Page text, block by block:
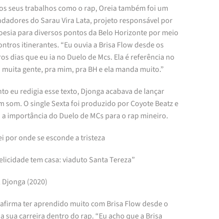
seus trabalhos como o rap, Oreia também foi um
do Sarau Vira Lata, projeto responsável por
para diversos pontos da Belo Horizonte por meio
itinerantes. “Eu ouvia a Brisa Flow desde os
dias que eu ia no Duelo de Mcs. Ela é referência no
gente, pra mim, pra BH e ela manda muito.”
eu redigia esse texto, Djonga acabava de lançar
som. O single Sexta foi produzido por Coyote Beatz e
importância do Duelo de MCs para o rap mineiro.
por onde se esconde a tristeza
tem casa: viaduto Santa Tereza”
Djonga (2020)
afirma ter aprendido muito com Brisa Flow desde o
sua carreira dentro do rap. “Eu acho que a Brisa